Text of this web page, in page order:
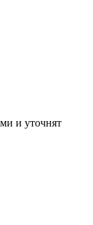
и уточнят